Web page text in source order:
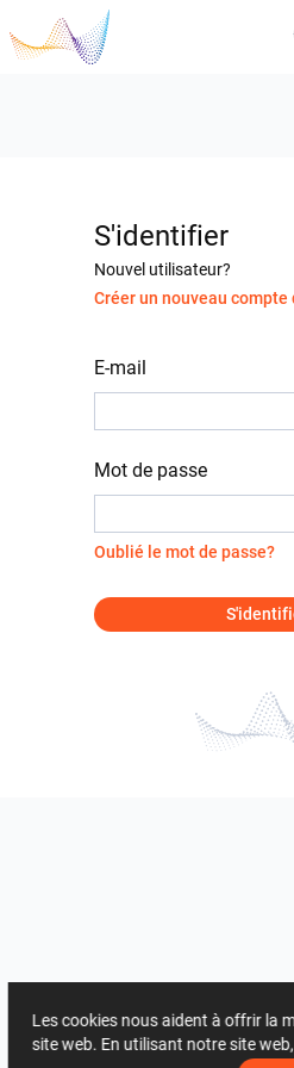
S'identifier
Nouvel utilisateur?
Créer un nouveau
E-mail
Mot de passe
Oublié le mot de passe?
Les cookies nous aident à offrir la
site web. En utilisant notre site